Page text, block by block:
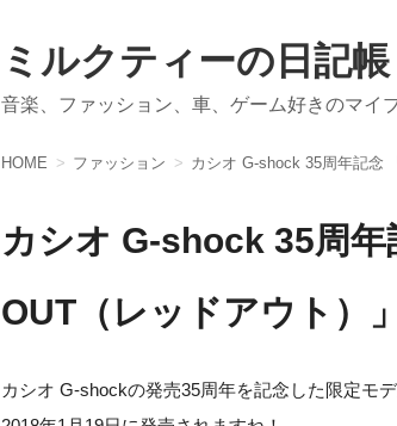
ミルクティーの日記帳
音楽、ファッション、車、ゲーム好きのマイ
HOME ファッション カシオ G-shock 35周年記念
カシオ G-shock 35周年
OUT（レッドアウト）」
カシオ G-shockの発売35周年を記念した限定モ